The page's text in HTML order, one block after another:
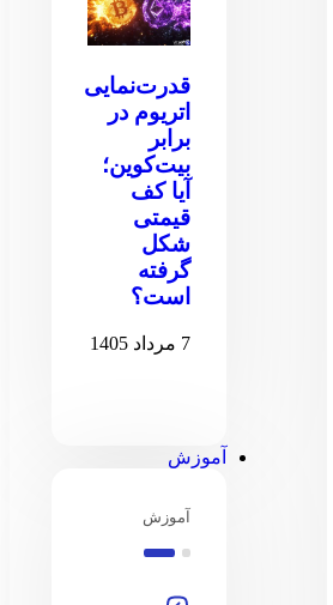
قدرت‌نمایی
اتریوم در
برابر
بیت‌کوین؛
آیا کف
قیمتی
شکل
گرفته
است؟
7 مرداد 1405
آموزش
آموزش